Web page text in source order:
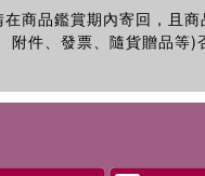
商品鑑賞期內寄回，且
附件、發票、隨貨贈品等)